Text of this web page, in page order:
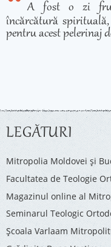
A fost o zi
încărcătură
pentru acest pelerinaj
LEGĂTURI
Mitropolia Moldovei și
Facultatea de Teologie
Magazinul online al
Seminarul Teologic
Şcoala Varlaam